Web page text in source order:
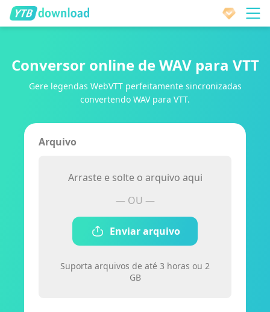
Conversor online de WAV para VTT
Gere legendas WebVTT perfeitamente sincronizadas
convertendo WAV para VTT.
Arquivo
Arraste e solte o arquivo aqui
— OU —
Enviar arquivo
Suporta arquivos de até 3 horas ou 2
GB